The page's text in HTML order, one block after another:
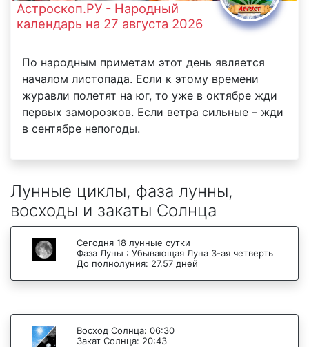
Астроскоп.РУ - Народный
календарь на 27 августа 2026
По народным приметам этот день является
началом листопада. Если к этому времени
журавли полетят на юг, то уже в октябре жди
первых заморозков. Если ветра сильные – жди
в сентябре непогоды.
Лунные циклы, фаза лунны,
восходы и закаты Солнца
Сегодня 18 лунные сутки
Фаза Луны : Убывающая Луна 3-ая четверть
До полнолуния: 27.57 дней
Восход Солнца: 06:30
Закат Солнца: 20:43